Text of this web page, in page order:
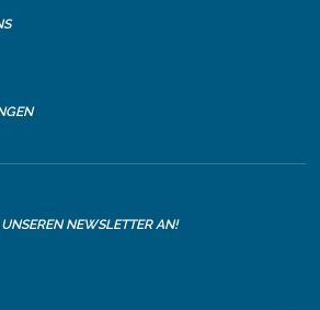
NEWSLETTER AN!